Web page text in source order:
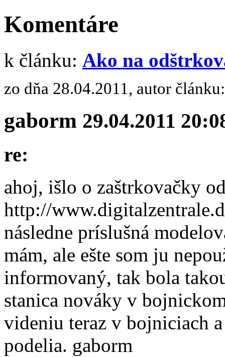
Komentáre
k článku: Ako na
zo dňa 28.04.2011, autor
gaborm 29.04.2011
re:
ahoj, išlo o zaštrkovačky
http://
následne príslušná
mám, ale ešte som ju
informovaný, tak bola
stanica nováky v
videniu teraz v bojniciach
podelia. gaborm